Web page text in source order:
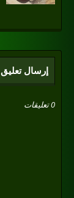
إرسال تعليق
0 تعليقات